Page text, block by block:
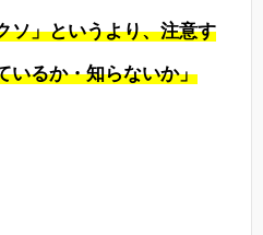
ソ」というより、注意す
いるか・知らないか」